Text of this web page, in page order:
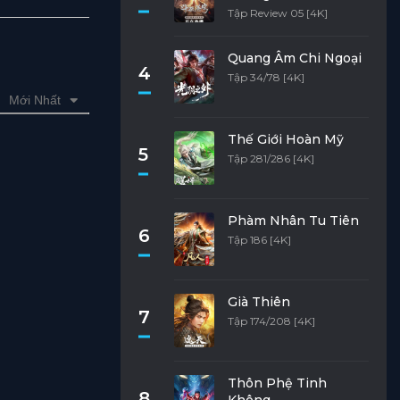
Mới Nhất
Tập Review 05 [4K]
4
Quang Âm Chi Ngoại
Tập 34/78 [4K]
5
Thế Giới Hoàn Mỹ
Tập 281/286 [4K]
6
Phàm Nhân Tu Tiên
Tập 186 [4K]
7
Già Thiên
Tập 174/208 [4K]
Thôn Phệ Tinh